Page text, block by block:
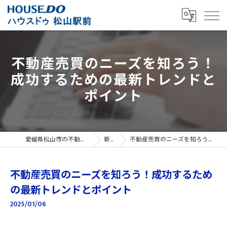
不動産売買のニーズを知ろう！
成功するための最新トレンドと
ポイント
愛媛県松山市の不動産売買ならハウスドゥ 松山駅前 新着情報 不動産売買のニーズを知ろう！成功するための最新トレンドとポイント
不動産売買のニーズを知ろう！成功するため
の最新トレンドとポイント
2025/01/06